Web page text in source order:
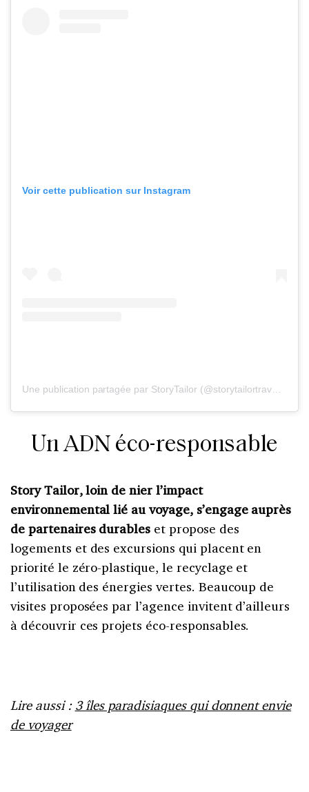
Voir cette publication sur Instagram
Une publication partagée par StoryTailor (@storytailortraveler)
Un ADN éco-responsable
Story Tailor, loin de nier l’impact
environnemental lié au voyage, s’engage auprès
de partenaires durables et propose des
logements et des excursions qui placent en
priorité le zéro-plastique, le recyclage et
l’utilisation des énergies vertes. Beaucoup de
visites proposées par l’agence invitent d’ailleurs
à découvrir ces projets éco-responsables.
Lire aussi : 3 îles paradisiaques qui donnent envie
de voyager